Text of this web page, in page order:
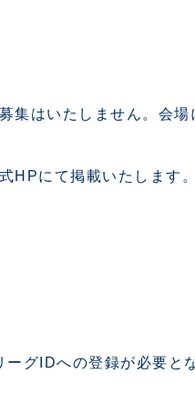
集はいたしません。会場
HPにて掲載いたします。
グIDへの登録が必要とな